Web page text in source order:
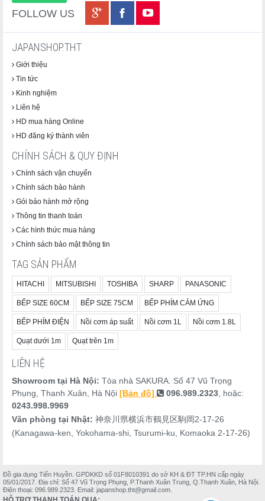
FOLLOW US
JAPANSHOP.THT
Giới thiệu
Tin tức
Kinh nghiệm
Liên hệ
HD mua hàng Online
HD đăng ký thành viên
CHÍNH SÁCH & QUY ĐỊNH
Chính sách vận chuyển
Chính sách bảo hành
Gói bảo hành mở rộng
Thông tin thanh toán
Các hình thức mua hàng
Chính sách bảo mật thông tin
TAG SẢN PHẨM
HITACHI MITSUBISHI TOSHIBA SHARP PANASONIC
BẾP SIZE 60CM BẾP SIZE 75CM BẾP PHÍM CẢM ỨNG
BẾP PHÍM ĐIỆN Nồi cơm áp suất Nồi cơm 1L Nồi cơm 1.8L
Quạt dưới 1m Quạt trên 1m
LIÊN HỆ
Showroom tại Hà Nội: Tòa nhà SAKURA. Số 47 Vũ Trọng
Phụng, Thanh Xuân, Hà Nội [Bản đồ] 096.989.2323 , hoặc:
0243.998.9969
Văn phòng tại Nhật: 神奈川県横浜市鶴見区駒岡2-17-26
(Kanagawa-ken, Yokohama-shi, Tsurumi-ku, Komaoka 2-17-26)
Đồ gia dụng Tiến Huyền. GPDKKD số 01F8010391 do sở KH & ĐT TP.HN cấp ngày
05/01/2017. Địa chỉ: Số 47 Vũ Trọng Phụng, P.Thanh Xuân Trung, Q.Thanh Xuân, Hà Nội.
Điện thoại: 096.989.2323. Email: japanshop.tht@gmail.com.